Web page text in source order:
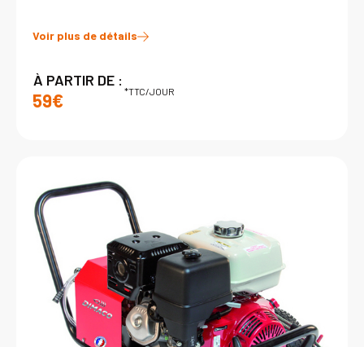
Voir plus de détails
À PARTIR DE :
59€ *TTC/JOUR